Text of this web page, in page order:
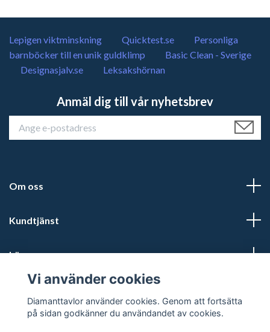
Lepigen viktminskning Quicktest.se
Personliga
barnböcker till en unik guldklimp
Basic Clean - Sverige
Designasjalv.se
Leksakshörnan
Anmäl dig till vår nyhetsbrev
Om oss
Kundtjänst
Läs mer
Vi använder cookies
Diamanttavlor använder cookies. Genom att fortsätta
på sidan godkänner du användandet av cookies.